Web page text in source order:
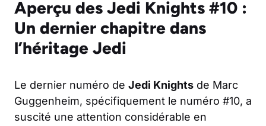
Aperçu des Jedi Knights #10 :
Un dernier chapitre dans
l’héritage Jedi
Le dernier numéro de Jedi Knights de Marc
Guggenheim, spécifiquement le numéro #10, a
suscité une attention considérable en